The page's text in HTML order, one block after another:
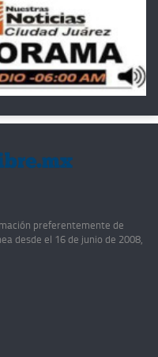
preferentemente de
desde el 16 de junio de 2008,